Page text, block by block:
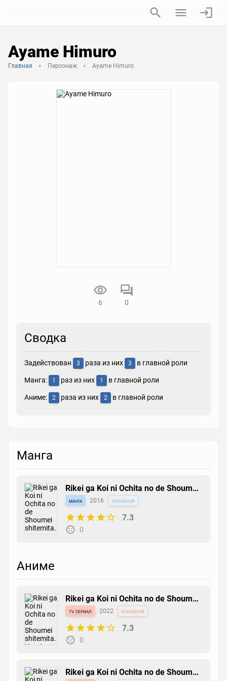
Ayame Himuro
Главная Персонаж Ayame Himuro
6 0
Сводка
Задействован 3 раза из них 3 в главной роли
Манга: 1 раз из них 1 в главной роли
Аниме: 2 раза из них 2 в главной роли
Манга
Rikei ga Koi ni Ochita no de Shoumei
shitemita.
манга 2016 основной
7.3
0
Аниме
Rikei ga Koi ni Ochita no de Shoumei
shitemita. Heart
tv сериал 2022 основной
7.3
0
Rikei ga Koi ni Ochita no de Shoumei